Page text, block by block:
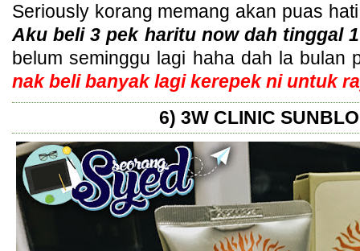
Seriously korang memang akan puas
Aku beli 3 pek haritu now dah tinggal
belum seminggu lagi haha dah la bulan
nak beli banyak lagi kerepek ni untuk
6) 3W CLINIC